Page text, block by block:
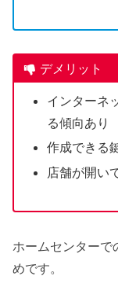
デメリット
インターネ
る傾向あり
作成できる
店舗が開い
ホームセンターで
めです。